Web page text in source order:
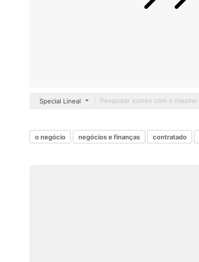
Special Lineal
o negócio negócios e finanças contratado